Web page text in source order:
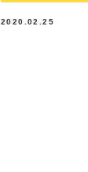
2020.02.25